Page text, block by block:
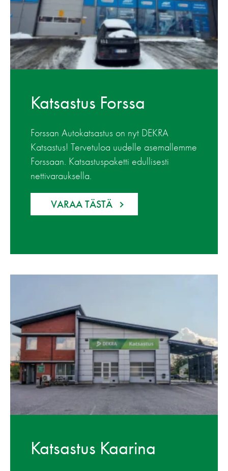
Katsastus Forssa
Forssan Autokatsastus on nyt DEKRA
Katsastus! Tervetuloa uudelle asemallemme
Forssaan. Katsastuspaketti edullisesti
nettivarauksella.
VARAA TÄSTÄ
Katsastus Kaarina